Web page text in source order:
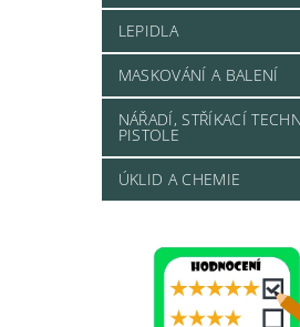
LEPIDLA
MASKOVÁNÍ A BALENÍ
NÁŘADÍ, STŘÍKACÍ
PISTOLE
ÚKLID A CHEMIE